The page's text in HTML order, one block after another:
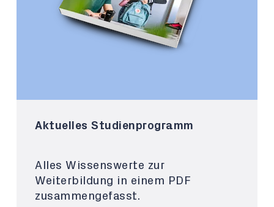
Aktuelles Studienprogramm
Alles Wissenswerte zur
Weiterbildung in einem PDF
zusammengefasst.